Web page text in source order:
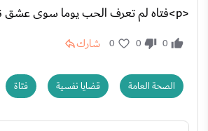
<p>فتاه لم تعرف الحب يوما سوى عشق نفسهاوبجنون وأقصى ساعات أمام المرأة ونرى أن لا أحد يستحقهاهل هى مريضة</p>
0
0
0 شارك
الصحة العامة قضايا نفسية فتاة